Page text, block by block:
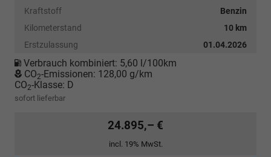
Kraftstoff
Benzin
Kilometerstand
10 km
Erstzulassung
01.04.2026
Verbrauch kombiniert: 5,60 l/100km
CO2-Emissionen: 128,00 g/km
CO2-Klasse: D
sofort lieferbar
24.895,– €
incl. 19% MwSt.